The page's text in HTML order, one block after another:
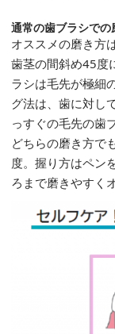
通常の歯ブラシでの
オススメの磨き方
歯茎の間斜め45度
ラシは毛先が極細
グ法は、歯に対し
っすぐの毛先の歯
どちらの磨き方で
度。握り方はペン
ろまで磨きやすく